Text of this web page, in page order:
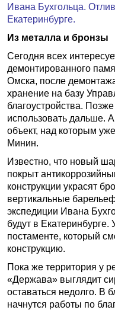
Ивана Бухгольца.
Екатеринбурге.
Из металла и бронзы
Сегодня всех
демонтированного
Омска, после
хранение на базу
благоустройства.
использовать дальше.
объект, над которым
Минин.
Известно, что новый
покрыт
конструкции украсят
вертикальные
экспедиции Ивана
будут в Екатеринбурге.
постаменте, который
конструкцию.
Пока же территория у
«Держава» выглядит
оставаться недолго. В
начнутся работы по